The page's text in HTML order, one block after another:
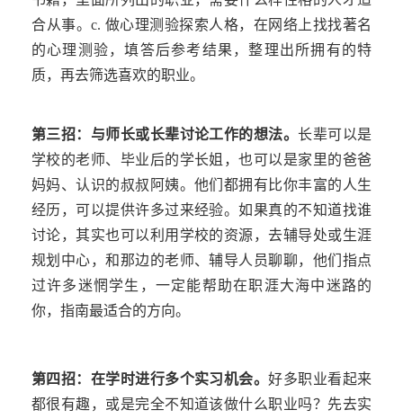
合从事。 c. 做心理测验探索人格，在网络上找找著名
的心理测验，填答后参考结果，整理出所拥有的特
质，再去筛选喜欢的职业。
第三招：与师长或长辈讨论工作的想法。 长辈可以是
学校的老师、毕业后的学长姐，也可以是家里的爸爸
妈妈、认识的叔叔阿姨。他们都拥有比你丰富的人生
经历，可以提供许多过来经验。如果真的不知道找谁
讨论，其实也可以利用学校的资源，去辅导处或生涯
规划中心，和那边的老师、辅导人员聊聊，他们指点
过许多迷惘学生，一定能帮助在职涯大海中迷路的
你，指南最适合的方向。
第四招：在学时进行多个实习机会。好多职业看起来
都很有趣，或是完全不知道该做什么职业吗？先去实